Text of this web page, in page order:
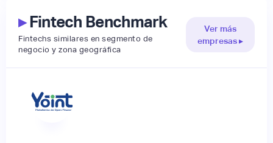
▸Fintech Benchmark
Fintechs similares en segmento de
negocio y zona geográfica
Ver más
empresas ▸